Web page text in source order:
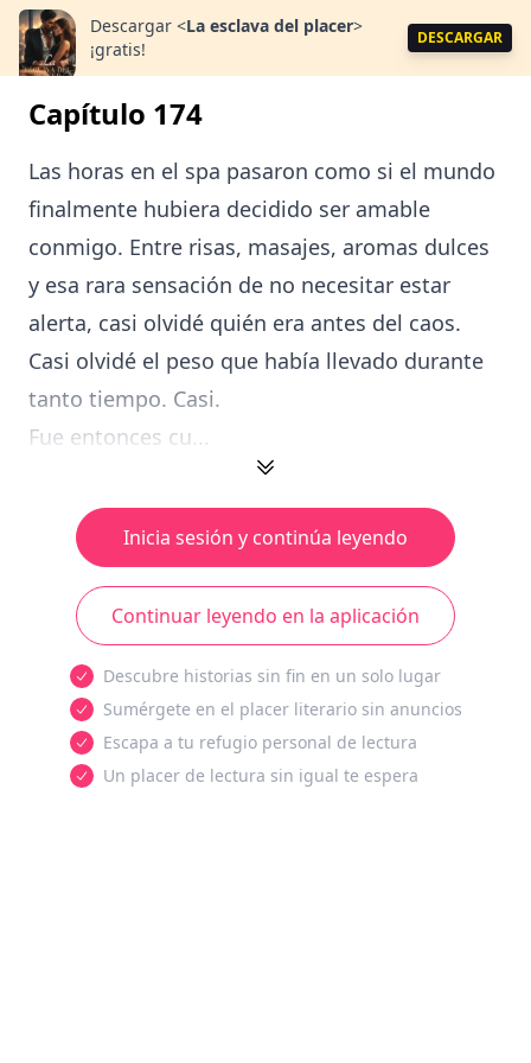
Descargar <La esclava del placer>
¡gratis!
DESCARGAR
Capítulo 174
Las horas en el spa pasaron como si el mundo
finalmente hubiera decidido ser amable
conmigo. Entre risas, masajes, aromas dulces
y esa rara sensación de no necesitar estar
alerta, casi olvidé quién era antes del caos.
Casi olvidé el peso que había llevado durante
tanto tiempo. Casi.
Fue entonces cu...
Inicia sesión y continúa leyendo
Continuar leyendo en la aplicación
Descubre historias sin fin en un solo lugar
Sumérgete en el placer literario sin anuncios
Escapa a tu refugio personal de lectura
Un placer de lectura sin igual te espera